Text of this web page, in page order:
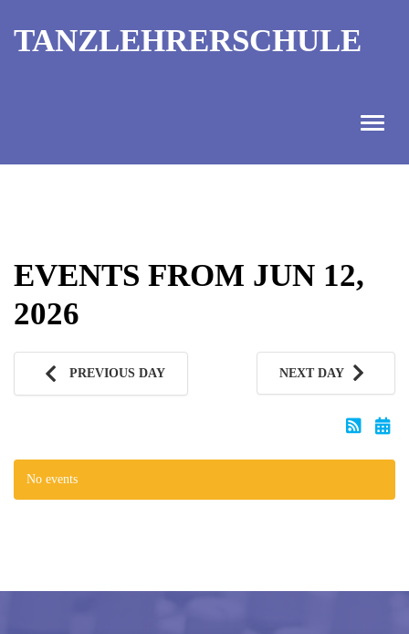
TANZLEHRERSCHULE
AUSBILDUNGTERMINE
KONTAKT
TANZMEISTER
EVENTS FROM JUN 12,
2026
PREVIOUS DAY NEXT DAY
No events